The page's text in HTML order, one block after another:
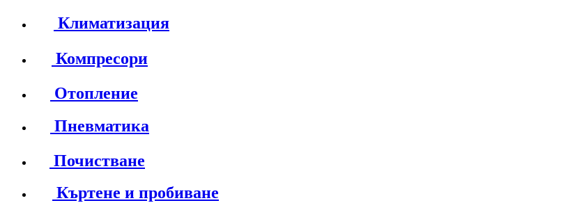
Климатизация
Компресори
Отопление
Пневматика
Почистване
Къртене и пробиване